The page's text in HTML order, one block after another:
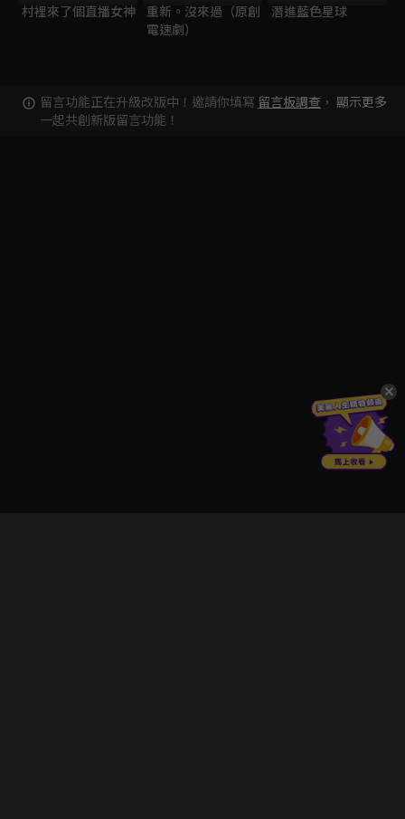
村裡來了個直播女神
重新。沒來過（原創
電速劇）
潛進藍色星球
留言功能正在升級改版中！邀請你填寫 留言板調查 ，
一起共創新版留言功能！
顯示更多